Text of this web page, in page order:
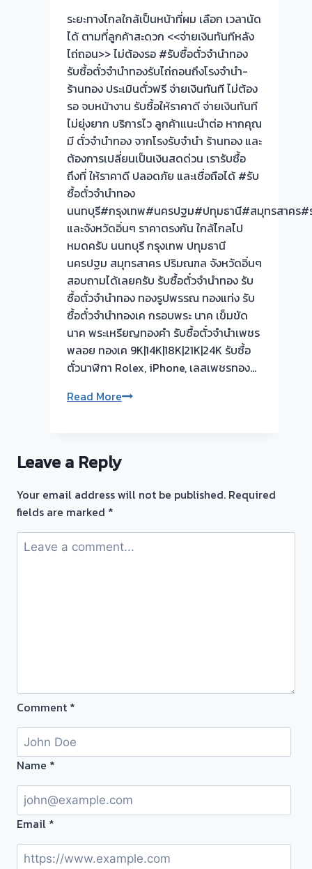
จำนำ
ร้าน
ทอง
ประเมิน
หน้า
ตั๋ว
ฟรี
จ่าย
สด
ทันที
ไม่
ต้อง
รอ
จบไว
📌
ผล
งาน
วัน
นี➡️รับ
ซื้อ
ตั๋ว
ทอง
นนทบุรี
รับ
จำนำ
บางบัวทอง
ครับ⭐
ระยะทางไกลใกล้เป็นหน้าที่ผม เลือก เวลานัด
ได้ ตามที่ลูกค้าสะดวก <<จ่ายเงินทันทีหลัง
ไถ่ถอน>> ไม่ต้องรอ #รับซื้อตั๋วจำนำทอง
รับซื้อตั๋วจำนำทองรับไถ่ถอนถึงโรงจำนำ-
ร้านทอง ประเมินตั๋วฟรี จ่ายเงินทันที ไม่ต้อง
รอ จบหน้างาน รับซื้อให้ราคาดี จ่ายเงินทันที
ไม่ยุ่งยาก บริการไว ลูกค้าแนะนำต่อ หากคุณ
มี ตั๋วจำนำทอง จากโรงรับจำนำ ร้านทอง และ
ต้องการเปลี่ยนเป็นเงินสดด่วน เรารับซื้อ
ถึงที่ ให้ราคาดี ปลอดภัย และเชื่อถือได้ #รับ
ซื้อตั๋วจำนำทอง
นนทบุรี#กรุงเทพ#นครปฐม#ปทุมธานี#สมุทรสาคร#
และจังหวัดอิ่นๆ ราคาตรงกัน ใกล้ไกลไป
หมดครับ นนทบุรี กรุงเทพ ปทุมธานี
นครปฐม สมุทรสาคร ปริมณฑล จังหวัดอิ่นๆ
สอบถามได้เลยครับ รับซื้อตั๋วจำนำทอง รับ
ซื้อตั๋วจำนำทอง ทองรูปพรรณ ทองแท่ง รับ
ซื้อตั๋วจำนำทองเค กรอบพระ นาค เข็มขัด
นาค พระเหรียญทองคำ รับซื้อตั๋วจำนำเพชร
พลอย ทองเค 9K|14K|18K|21K|24K รับซื้อ
ตั๋วนาฬิกา Rolex, iPhone, เลสเพชรทอง…
Read Moreรับ
ทอง
ซื้อ
นอก
สถาน
พัฒนา
ครับ
Leave a Reply
Your email address will not be published. Required
fields are marked *
Comment *
Name *
Email *